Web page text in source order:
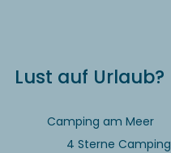
Lust auf Urlaub?
Camping am Meer
4 Sterne Camping